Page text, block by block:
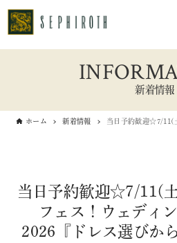
新着情報
ホーム 新着情報 当日予約歓迎☆7/11(
当日予約歓迎☆7/11(
フェス！ウェディ
2026『ドレス選びか